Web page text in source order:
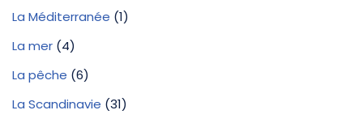
La Méditerranée (1)
La mer (4)
La pêche (6)
La Scandinavie (31)